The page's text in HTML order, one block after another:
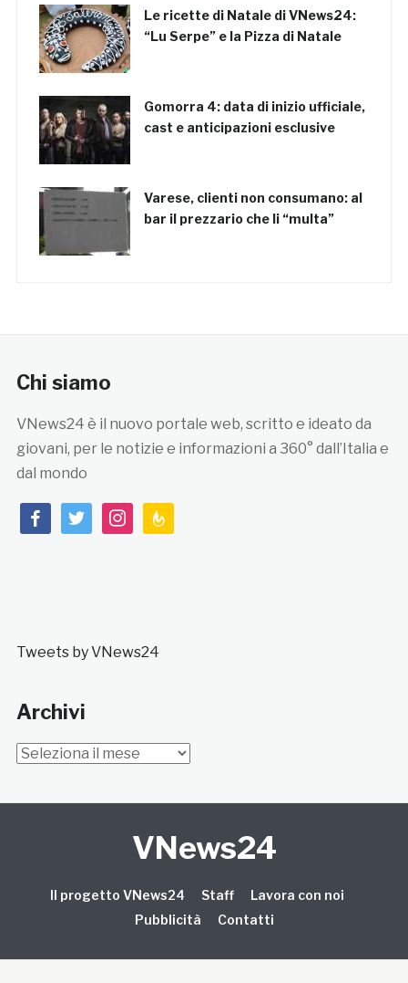
Le ricette di Natale di VNews24:
“Lu Serpe” e la Pizza di Natale
Gomorra 4: data di inizio ufficiale,
cast e anticipazioni esclusive
Varese, clienti non consumano: al
bar il prezzario che li “multa”
Chi siamo
VNews24 è il nuovo portale web, scritto e ideato da
giovani, per le notizie e informazioni a 360° dall’Italia e
dal mondo
facebooktwitterinstagramfeedburner
Tweets by VNews24
Archivi
Archivi
VNews24
Il progetto VNews24 Staff
Lavora con noi
Pubblicità
Contatti